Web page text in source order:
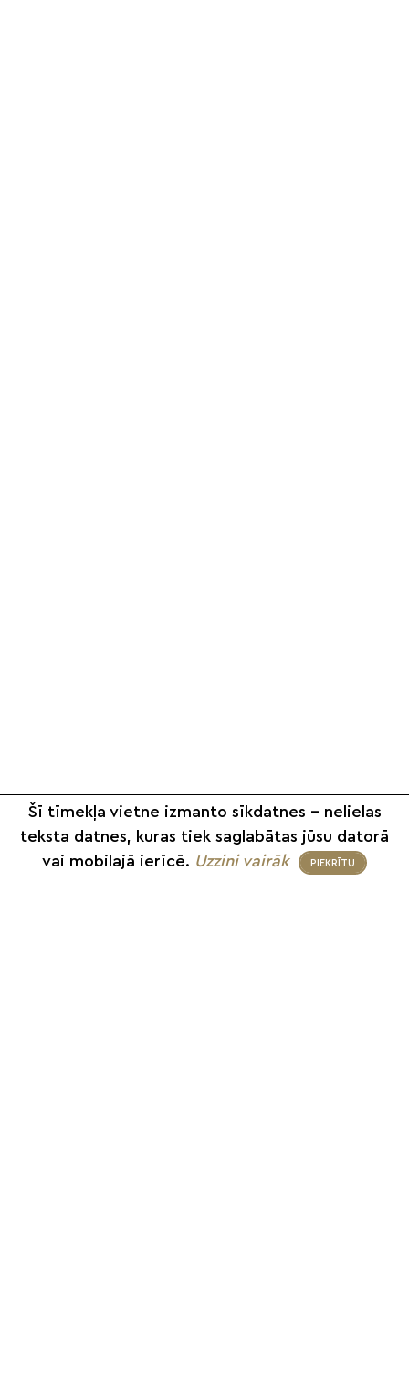
Šī tīmekļa vietne izmanto sīkdatnes – nelielas
teksta datnes, kuras tiek saglabātas jūsu datorā
vai mobilajā ierīcē. Uzzini vairāk PIEKRĪTU